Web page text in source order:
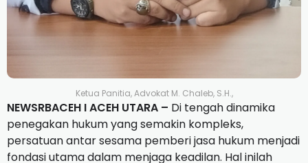
Ketua Panitia, Advokat M. Chaleb, S.H.,
NEWSRBACEH I ACEH UTARA – Di tengah dinamika
penegakan hukum yang semakin kompleks,
persatuan antar sesama pemberi jasa hukum menjadi
fondasi utama dalam menjaga keadilan. Hal inilah